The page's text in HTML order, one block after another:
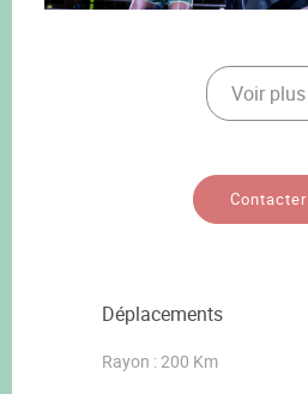
Voir plus
Contacter
Déplacements
Rayon : 200 Km